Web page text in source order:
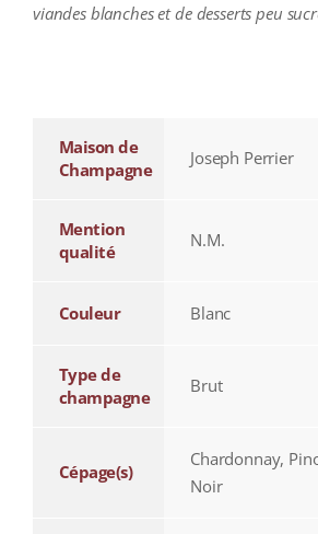
viandes blanches et de desserts peu
Maison de
Champagne
Joseph Perrier
Mention
qualité
N.M.
Couleur Blanc
Type de
champagne
Brut
Cépage(s)
Chardonnay,
Noir